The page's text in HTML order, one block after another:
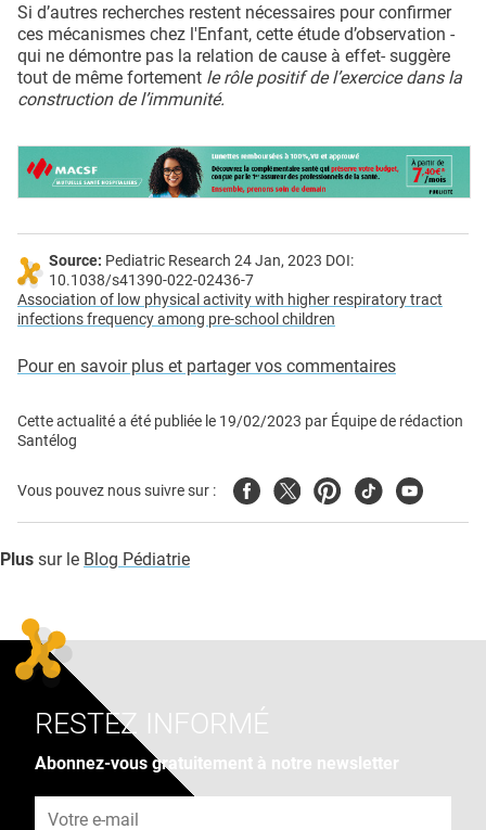
Si d’autres recherches restent nécessaires pour confirmer
ces mécanismes chez l'Enfant, cette étude d’observation -
qui ne démontre pas la relation de cause à effet- suggère
tout de même fortement le rôle positif de l’exercice dans la
construction de l’immunité.
Source: Pediatric Research 24 Jan, 2023 DOI:
10.1038/s41390-022-02436-7
Association of low physical activity with higher respiratory tract
infections frequency among pre-school children
Pour en savoir plus et partager vos commentaires
Cette actualité a été publiée le 19/02/2023 par Équipe de rédaction
Santélog
Vous pouvez nous suivre sur : FacebookTwitterPinterest
TiktokYoutube
Plus sur le Blog Pédiatrie
RESTEZ INFORMÉ
Abonnez-vous gratuitement à notre newsletter